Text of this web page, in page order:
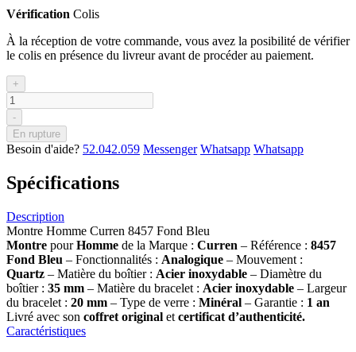
Vérification Colis
À la réception de votre commande, vous avez la posibilité de vérifier
le colis en présence du livreur avant de procéder au paiement.
+
-
En rupture
Besoin d'aide? 52.042.059 Messenger Whatsapp Whatsapp
Spécifications
Description
Montre Homme Curren 8457 Fond Bleu
Montre pourHomme de la Marque : Curren – Référence : 8457
Fond Bleu – Fonctionnalités : Analogique – Mouvement :
Quartz – Matière du boîtier : Acier inoxydable – Diamètre du
boîtier : 35 mm – Matière du bracelet : Acier inoxydable – Largeur
du bracelet : 20 mm – Type de verre : Minéral – Garantie : 1 an
Livré avec son coffret original et certificat d’authenticité.
Caractéristiques